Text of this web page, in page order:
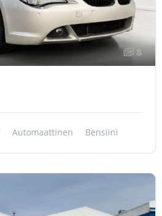
8
Automaattinen Bensiini